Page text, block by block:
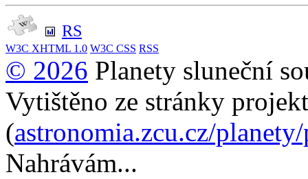
RS
W3C XHTML 1.0 W3C CSS RSS
© 2026 Planety sluneční
Vytištěno ze stránky
(astronomia.zcu.cz/
Nahrávám...